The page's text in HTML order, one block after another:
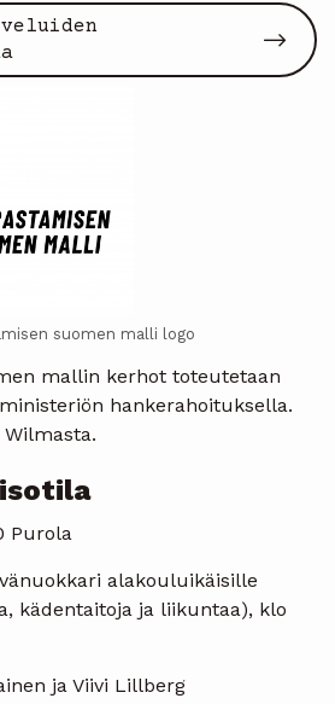
suomen malli logo
mallin kerhot toteutetaan
hankerahoituksella.
Purola
alakouluikäisille
kädentaitoja ja liikuntaa), klo
ja Viivi Lillberg